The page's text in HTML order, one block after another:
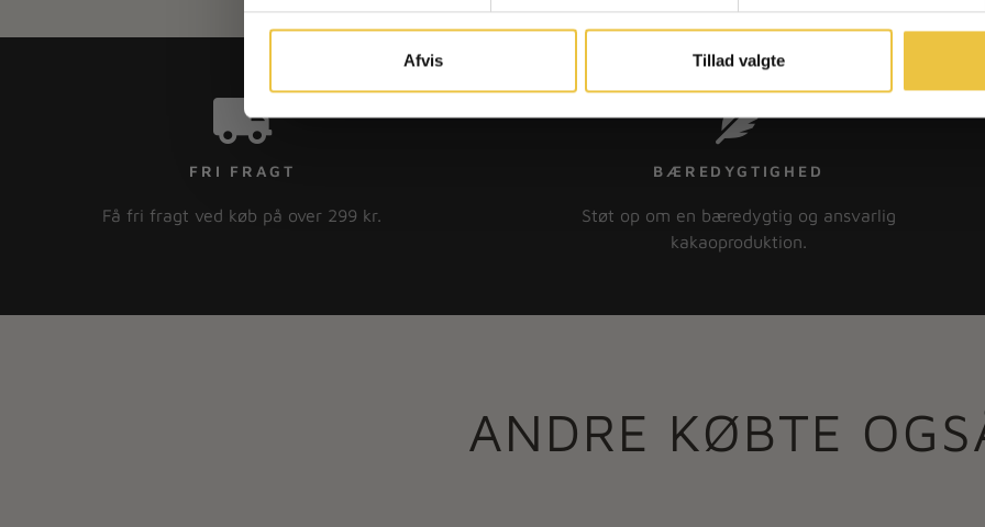
Afvis Tillad valgte
FRI FRAGT
Få fri fragt ved køb på over 299 kr.
BÆREDYGTIGHED
Støt op om en bæredygtig og ansvarlig
kakaoproduktion.
ANDRE KØBTE
nyhedsbrev med tilbud,
inspiration. Samtykket kan